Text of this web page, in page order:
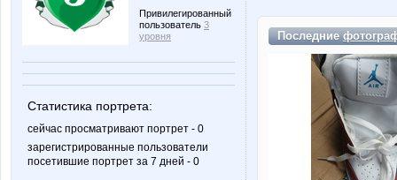
Привилегированный
пользователь 3
уровня
Статистика портрета:
сейчас просматривают портрет - 0
зарегистрированные пользователи
посетившие портрет за 7 дней - 0
Последние